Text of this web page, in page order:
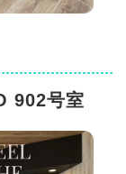
902号室